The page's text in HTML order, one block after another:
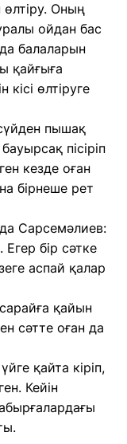
Оның
ойдан бас
балаларын
қайғыға
өлтіруге
пышақ
пісіріп
кезде оған
бірнеше рет
Сарсемәлиев:
Егер бір сәтке
аспай қалар
қайын
сәтте оған да
қайта кіріп,
Кейін